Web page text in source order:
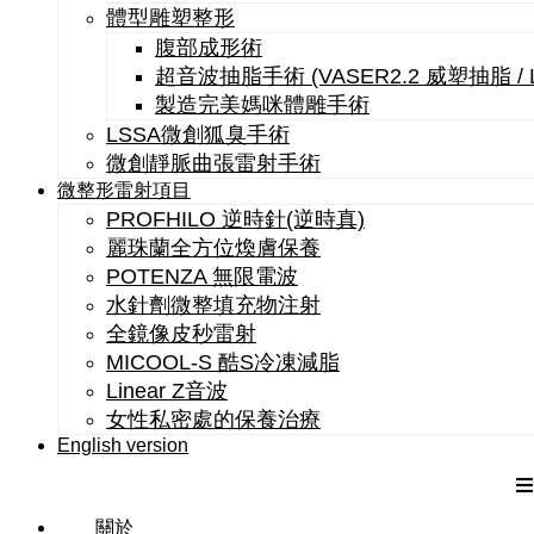
體型雕塑整形
腹部成形術
超音波抽脂手術 (VASER2.2 威塑抽脂 /
製造完美媽咪體雕手術
LSSA微創狐臭手術
微創靜脈曲張雷射手術
微整形雷射項目
PROFHILO 逆時針(逆時真)
麗珠蘭全方位煥膚保養
POTENZA 無限電波
水針劑微整填充物注射
全鏡像皮秒雷射
MICOOL-S 酷S冷凍減脂
Linear Z音波
女性私密處的保養治療
English version
關於